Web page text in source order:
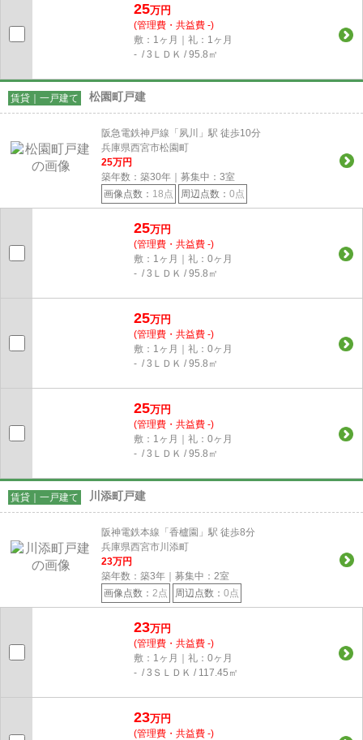
25万円
(管理費・共益費 -)
敷：1ヶ月｜礼：1ヶ月
- / 3ＬＤＫ / 95.8㎡
賃貸｜一戸建て 松園町戸建
阪急電鉄神戸線「夙川」駅 徒歩10分
兵庫県西宮市松園町
25万円
築年数：築30年｜募集中： 3室
画像点数： 18点 周辺点数： 0点
25万円
(管理費・共益費 -)
敷：1ヶ月｜礼：0ヶ月
- / 3ＬＤＫ / 95.8㎡
25万円
(管理費・共益費 -)
敷：1ヶ月｜礼：0ヶ月
- / 3ＬＤＫ / 95.8㎡
25万円
(管理費・共益費 -)
敷：1ヶ月｜礼：0ヶ月
- / 3ＬＤＫ / 95.8㎡
賃貸｜一戸建て 川添町戸建
阪神電鉄本線「香櫨園」駅 徒歩8分
兵庫県西宮市川添町
23万円
築年数：築3年｜募集中： 2室
画像点数： 2点 周辺点数： 0点
23万円
(管理費・共益費 -)
敷：1ヶ月｜礼：0ヶ月
- / 3ＳＬＤＫ / 117.45㎡
23万円
(管理費・共益費 -)